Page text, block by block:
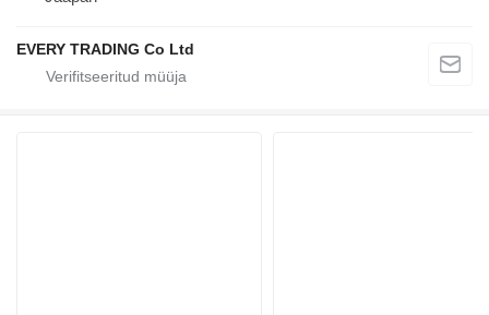
EVERY TRADING Co Ltd